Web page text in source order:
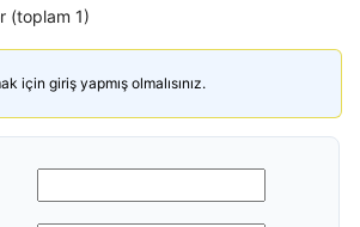
(toplam 1)
için giriş yapmış olmalısınız.